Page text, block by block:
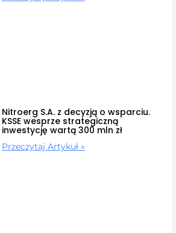
Nitroerg S.A. z decyzją o wsparciu.
KSSE wesprze strategiczną
inwestycję wartą 300 mln zł
Przeczytaj Artykuł »